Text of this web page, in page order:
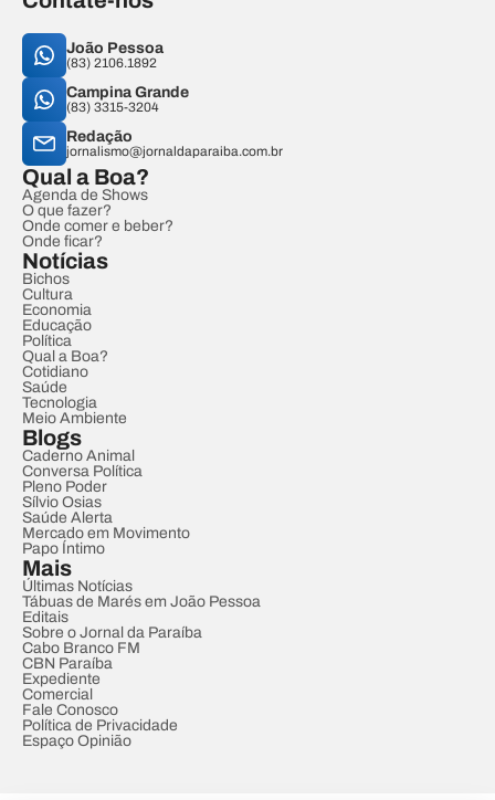
João Pessoa
(83) 2106.1892
Campina Grande
(83) 3315-3204
Redação
jornalismo@jornaldaparaiba.com.br
Qual a Boa?
Agenda de Shows
O que fazer?
Onde comer e beber?
Onde ficar?
Notícias
Bichos
Cultura
Economia
Educação
Política
Qual a Boa?
Cotidiano
Saúde
Tecnologia
Meio Ambiente
Blogs
Caderno Animal
Conversa Política
Pleno Poder
Sílvio Osias
Saúde Alerta
Mercado em Movimento
Papo Íntimo
Mais
Últimas Notícias
Tábuas de Marés em João Pessoa
Editais
Sobre o Jornal da Paraíba
Cabo Branco FM
CBN Paraíba
Expediente
Comercial
Fale Conosco
Política de Privacidade
Espaço Opinião